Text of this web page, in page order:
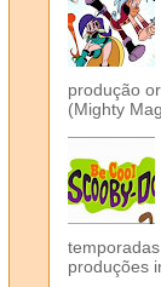
produção
(Mighty
produções